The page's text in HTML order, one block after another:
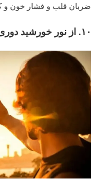
ضربان قلب و فشار خون و
۱۰. از نور خورشید دوری کنید